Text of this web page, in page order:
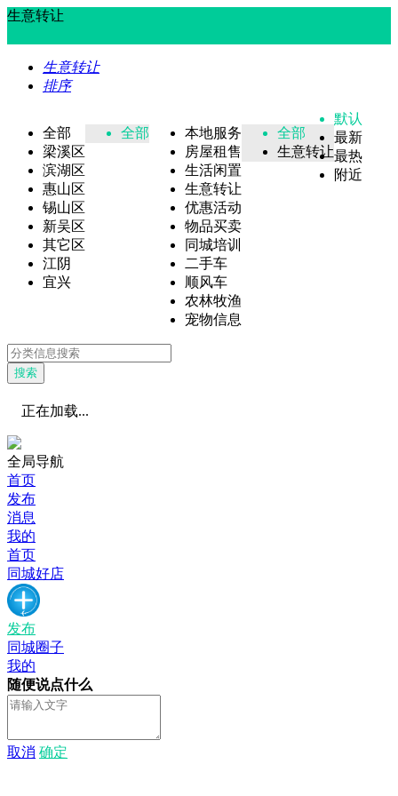
生意转让
生意转让
排序
全部
梁溪区
滨湖区
惠山区
锡山区
新吴区
其它区
江阴
宜兴
全部
本地服务
房屋租售
生活闲置
生意转让
优惠活动
物品买卖
同城培训
二手车
顺风车
农林牧渔
宠物信息
全部
生意转让
默认
最新
最热
附近
搜索
正在加载...
全局导航
首页
发布
消息
我的
首页
同城好店
发布
同城圈子
我的
随便说点什么
取消 确定